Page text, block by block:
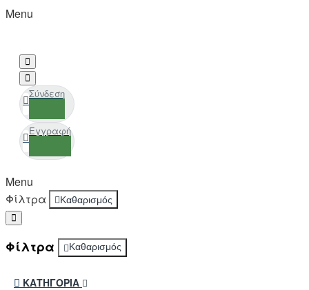
Menu
Σύνδεση
Εγγραφή
Menu
Φίλτρα
Καθαρισμός
Φίλτρα Καθαρισμός
ΚΑΤΗΓΟΡΊΑ